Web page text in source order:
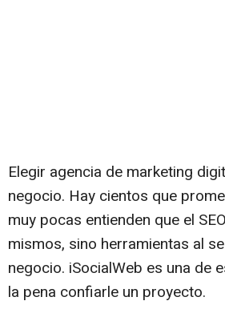
Elegir agencia de marketing
negocio. Hay cientos que
muy pocas entienden que el
mismos, sino herramientas al
negocio. iSocialWeb es una de
la pena confiarle un proyecto.